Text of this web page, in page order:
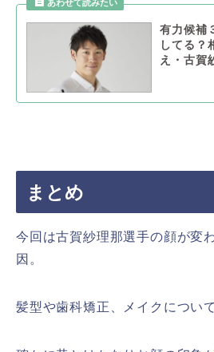
有力候補
してる？
え・古賀
まとめ
今回は古賀紗理那選手の顔が変
因。
髪型や歯科矯正、メイクについ